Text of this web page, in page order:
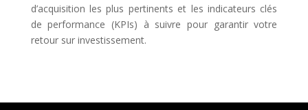
d’acquisition les plus pertinents et les indicateurs clés
de performance (KPIs) à suivre pour garantir votre
retour sur investissement.